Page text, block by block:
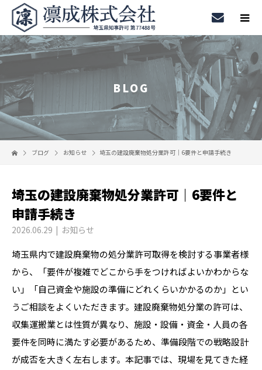
BLOG
ブログ お知らせ 埼玉の建設廃棄物処分業許可｜6要件と申請手続き
埼玉の建設廃棄物処分業許可｜6要件と
申請手続き
2026.06.29 お知らせ
埼玉県内で建設廃棄物の処分業許可取得を検討する事業者様
から、「要件が複雑でどこから手をつければよいかわからな
い」「自己資金や施設の準備にどれくらいかかるのか」とい
うご相談をよくいただきます。建設廃棄物処分業の許可は、
収集運搬業とは性質が異なり、施設・設備・資金・人員の各
要件を同時に満たす必要があるため、準備段階での戦略設計
が成否を大きく左右します。本記事では、現場を見てきた経